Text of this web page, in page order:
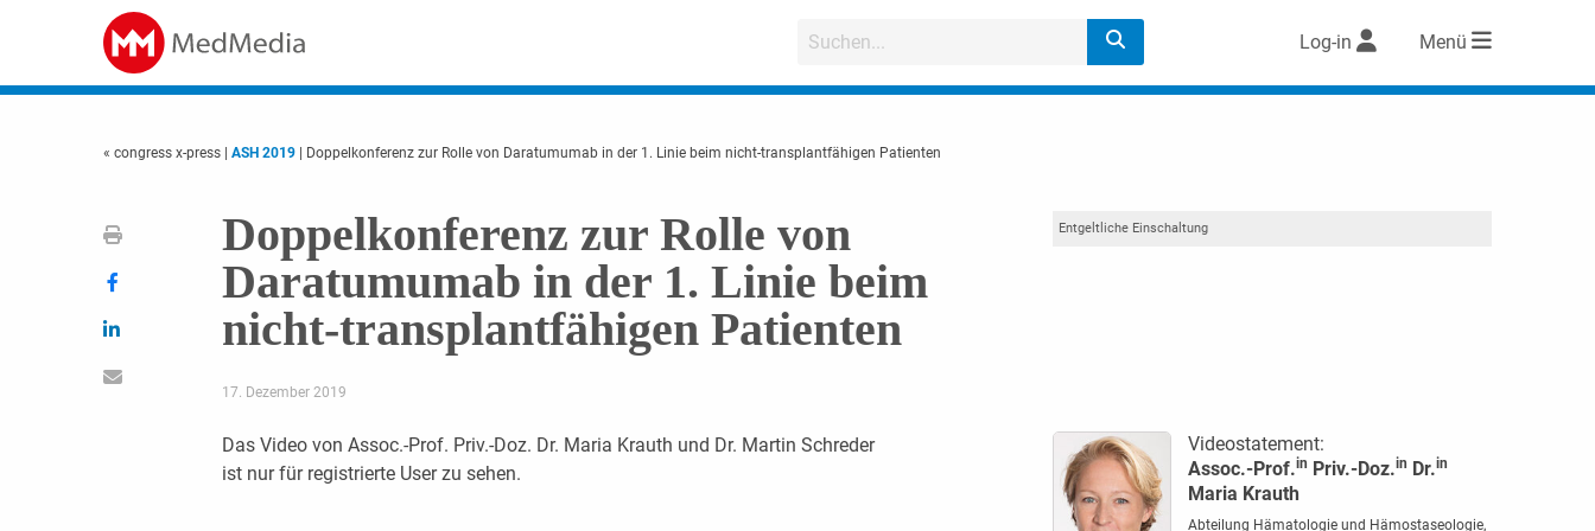
Log-in Menü
« congress x-press ASH 2019 | Doppelkonferenz zur Rolle von Daratumumab in der 1. Linie beim nicht-transplantfähigen Patienten
Doppelkonferenz zur Rolle von
Daratumumab in der 1. Linie beim
nicht-transplantfähigen Patienten
17. Dezember 2019
Entgeltliche Einschaltung
Das Video von Assoc.-Prof. Priv.-Doz. Dr. Maria Krauth und Dr. Martin Schreder
ist nur für registrierte User zu sehen.
Videostatement:
Assoc.-Prof.in Priv.-Doz.in Dr.in
Maria Krauth
Abteilung Hämatologie und Hämostaseologie,